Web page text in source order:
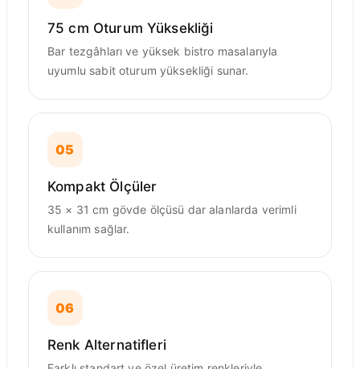
75 cm Oturum Yüksekliği
Bar tezgâhları ve yüksek bistro masalarıyla
uyumlu sabit oturum yüksekliği sunar.
05
Kompakt Ölçüler
35 × 31 cm gövde ölçüsü dar alanlarda verimli
kullanım sağlar.
06
Renk Alternatifleri